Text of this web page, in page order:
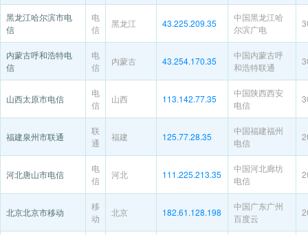
黑龙江哈尔滨市电
信
电
信
黑龙江 43.225.209.35
中国黑龙江哈
尔滨广电
内蒙古呼和浩特电
信
电
信
内蒙古 43.254.170.35
中国内蒙古呼
和浩特联通
山西太原市电信
电
信
山西 113.142.77.35
中国陕西西安
电信
福建泉州市联通
联
通
福建 125.77.28.35
中国福建福州
电信
河北唐山市电信
电
信
河北 111.225.213.35
中国河北廊坊
电信
北京北京市移动
移
动
北京 182.61.128.198
中国广东广州
百度云